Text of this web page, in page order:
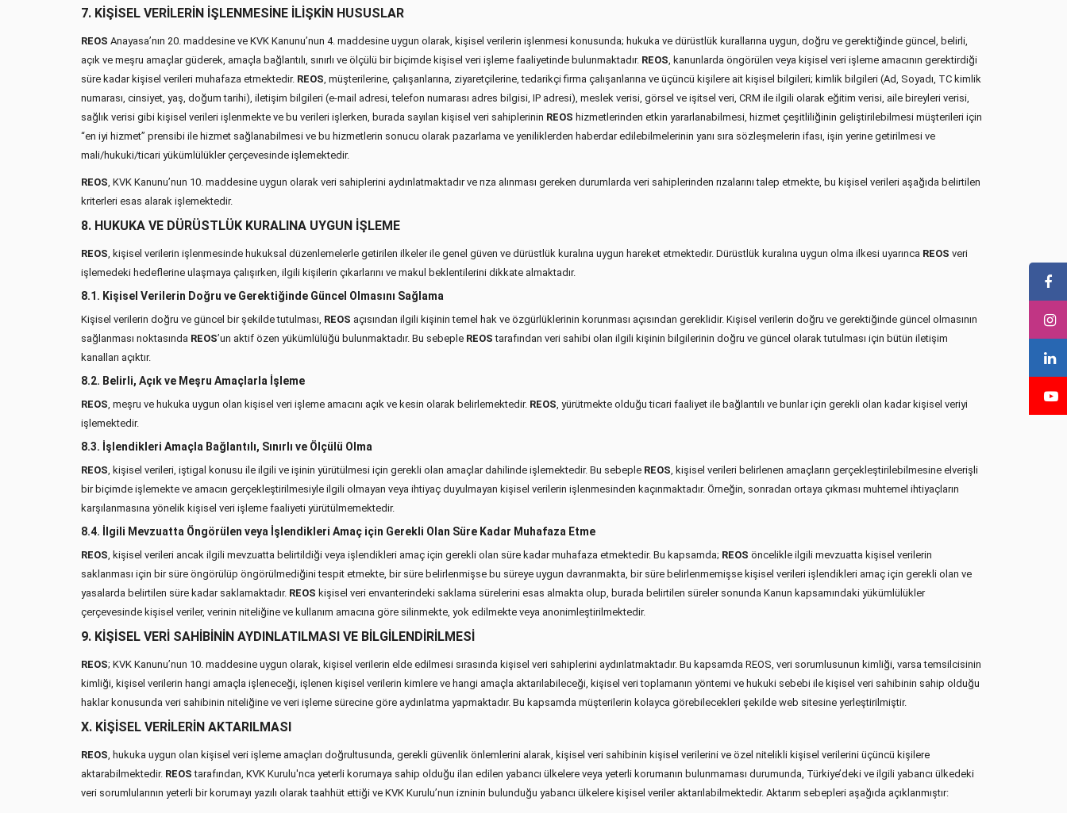
7. KİŞİSEL VERİLERİN İŞLENMESİNE İLİŞKİN HUSUSLAR
REOS Anayasa’nın 20. maddesine ve KVK Kanunu’nun 4. maddesine uygun olarak, kişisel verilerin işlenmesi konusunda; hukuka ve dürüstlük kurallarına uygun, doğru ve gerektiğinde güncel, belirli,
açık ve meşru amaçlar güderek, amaçla bağlantılı, sınırlı ve ölçülü bir biçimde kişisel veri işleme faaliyetinde bulunmaktadır. REOS, kanunlarda öngörülen veya kişisel veri işleme amacının gerektirdiği
süre kadar kişisel verileri muhafaza etmektedir. REOS, müşterilerine, çalışanlarına, ziyaretçilerine, tedarikçi firma çalışanlarına ve üçüncü kişilere ait kişisel bilgileri; kimlik bilgileri (Ad, Soyadı, TC kimlik
numarası, cinsiyet, yaş, doğum tarihi), iletişim bilgileri (e-mail adresi, telefon numarası adres bilgisi, IP adresi), meslek verisi, görsel ve işitsel veri, CRM ile ilgili olarak eğitim verisi, aile bireyleri verisi,
sağlık verisi gibi kişisel verileri işlenmekte ve bu verileri işlerken, burada sayılan kişisel veri sahiplerinin REOS hizmetlerinden etkin yararlanabilmesi, hizmet çeşitliliğinin geliştirilebilmesi müşterileri için
“en iyi hizmet” prensibi ile hizmet sağlanabilmesi ve bu hizmetlerin sonucu olarak pazarlama ve yeniliklerden haberdar edilebilmelerinin yanı sıra sözleşmelerin ifası, işin yerine getirilmesi ve
mali/hukuki/ticari yükümlülükler çerçevesinde işlemektedir.
REOS, KVK Kanunu’nun 10. maddesine uygun olarak veri sahiplerini aydınlatmaktadır ve rıza alınması gereken durumlarda veri sahiplerinden rızalarını talep etmekte, bu kişisel verileri aşağıda belirtilen
kriterleri esas alarak işlemektedir.
8. HUKUKA VE DÜRÜSTLÜK KURALINA UYGUN İŞLEME
REOS, kişisel verilerin işlenmesinde hukuksal düzenlemelerle getirilen ilkeler ile genel güven ve dürüstlük kuralına uygun hareket etmektedir. Dürüstlük kuralına uygun olma ilkesi uyarınca REOS veri
işlemedeki hedeflerine ulaşmaya çalışırken, ilgili kişilerin çıkarlarını ve makul beklentilerini dikkate almaktadır.
8.1. Kişisel Verilerin Doğru ve Gerektiğinde Güncel Olmasını Sağlama
Kişisel verilerin doğru ve güncel bir şekilde tutulması, REOS açısından ilgili kişinin temel hak ve özgürlüklerinin korunması açısından gereklidir. Kişisel verilerin doğru ve gerektiğinde güncel olmasının
sağlanması noktasında REOS’un aktif özen yükümlülüğü bulunmaktadır. Bu sebeple REOS tarafından veri sahibi olan ilgili kişinin bilgilerinin doğru ve güncel olarak tutulması için bütün iletişim
kanalları açıktır.
8.2. Belirli, Açık ve Meşru Amaçlarla İşleme
REOS, meşru ve hukuka uygun olan kişisel veri işleme amacını açık ve kesin olarak belirlemektedir. REOS, yürütmekte olduğu ticari faaliyet ile bağlantılı ve bunlar için gerekli olan kadar kişisel veriyi
işlemektedir.
8.3. İşlendikleri Amaçla Bağlantılı, Sınırlı ve Ölçülü Olma
REOS, kişisel verileri, iştigal konusu ile ilgili ve işinin yürütülmesi için gerekli olan amaçlar dahilinde işlemektedir. Bu sebeple REOS, kişisel verileri belirlenen amaçların gerçekleştirilebilmesine elverişli
bir biçimde işlemekte ve amacın gerçekleştirilmesiyle ilgili olmayan veya ihtiyaç duyulmayan kişisel verilerin işlenmesinden kaçınmaktadır. Örneğin, sonradan ortaya çıkması muhtemel ihtiyaçların
karşılanmasına yönelik kişisel veri işleme faaliyeti yürütülmemektedir.
8.4. İlgili Mevzuatta Öngörülen veya İşlendikleri Amaç için Gerekli Olan Süre Kadar Muhafaza Etme
REOS, kişisel verileri ancak ilgili mevzuatta belirtildiği veya işlendikleri amaç için gerekli olan süre kadar muhafaza etmektedir. Bu kapsamda; REOS öncelikle ilgili mevzuatta kişisel verilerin
saklanması için bir süre öngörülüp öngörülmediğini tespit etmekte, bir süre belirlenmişse bu süreye uygun davranmakta, bir süre belirlenmemişse kişisel verileri işlendikleri amaç için gerekli olan ve
yasalarda belirtilen süre kadar saklamaktadır. REOS kişisel veri envanterindeki saklama sürelerini esas almakta olup, burada belirtilen süreler sonunda Kanun kapsamındaki yükümlülükler
çerçevesinde kişisel veriler, verinin niteliğine ve kullanım amacına göre silinmekte, yok edilmekte veya anonimleştirilmektedir.
9. KİŞİSEL VERİ SAHİBİNİN AYDINLATILMASI VE BİLGİLENDİRİLMESİ
REOS; KVK Kanunu’nun 10. maddesine uygun olarak, kişisel verilerin elde edilmesi sırasında kişisel veri sahiplerini aydınlatmaktadır. Bu kapsamda REOS, veri sorumlusunun kimliği, varsa temsilcisinin
kimliği, kişisel verilerin hangi amaçla işleneceği, işlenen kişisel verilerin kimlere ve hangi amaçla aktarılabileceği, kişisel veri toplamanın yöntemi ve hukuki sebebi ile kişisel veri sahibinin sahip olduğu
haklar konusunda veri sahibinin niteliğine ve veri işleme sürecine göre aydınlatma yapmaktadır. Bu kapsamda müşterilerin kolayca görebilecekleri şekilde web sitesine yerleştirilmiştir.
X. KİŞİSEL VERİLERİN AKTARILMASI
REOS, hukuka uygun olan kişisel veri işleme amaçları doğrultusunda, gerekli güvenlik önlemlerini alarak, kişisel veri sahibinin kişisel verilerini ve özel nitelikli kişisel verilerini üçüncü kişilere
aktarabilmektedir. REOS tarafından, KVK Kurulu'nca yeterli korumaya sahip olduğu ilan edilen yabancı ülkelere veya yeterli korumanın bulunmaması durumunda, Türkiye’deki ve ilgili yabancı ülkedeki
veri sorumlularının yeterli bir korumayı yazılı olarak taahhüt ettiği ve KVK Kurulu’nun izninin bulunduğu yabancı ülkelere kişisel veriler aktarılabilmektedir. Aktarım sebepleri aşağıda açıklanmıştır: